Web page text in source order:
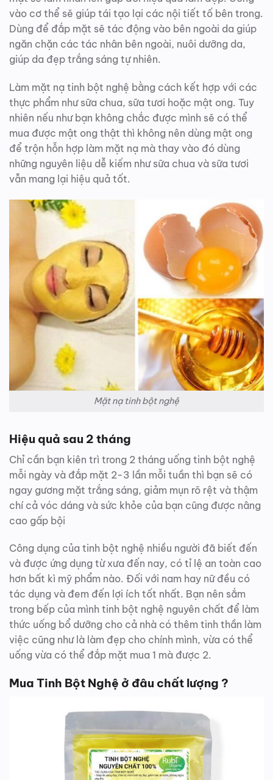
vào cơ thể sẽ giúp tái tạo lại các nội tiết tố bên trong.
Dùng để đắp mặt sẽ tác động vào bên ngoài da giúp
ngăn chặn các tác nhân bên ngoài, nuôi dưỡng da,
giúp da đẹp trắng sáng tự nhiên.
Làm mặt nạ tinh bột nghệ bằng cách kết hợp với các
thực phẩm như sữa chua, sữa tươi hoặc mật ong. Tuy
nhiên nếu như bạn không chắc được mình sẽ có thể
mua được mật ong thật thì không nên dùng mật ong
để trộn hỗn hợp làm mặt nạ mà thay vào đó dùng
những nguyên liệu dễ kiếm như sữa chua và sữa tươi
vẫn mang lại hiệu quả tốt.
Mặt nạ tinh bột nghệ
Hiệu quả sau 2 tháng
Chỉ cần bạn kiên trì trong 2 tháng uống tinh bột nghệ
mỗi ngày và đắp mặt 2-3 lần mỗi tuần thì bạn sẽ có
ngay gương mặt trắng sáng, giảm mụn rõ rệt và thậm
chí cả vóc dáng và sức khỏe của bạn cũng được nâng
cao gấp bội
Công dụng của tinh bột nghệ nhiều người đã biết đến
và được ứng dụng từ xưa đến nay, có tỉ lệ an toàn cao
hơn bất kì mỹ phẩm nào. Đối với nam hay nữ đều có
tác dụng và đem đến lợi ích tốt nhất. Bạn nên sắm
trong bếp của mình tinh bột nghệ nguyên chất để làm
thức uống bổ dưỡng cho cả nhà có thêm tinh thần làm
việc cũng như là làm đẹp cho chính mình, vừa có thể
uống vừa có thể đắp mặt mua 1 mà được 2.
Mua Tinh Bột Nghệ ở đâu chất lượng ?